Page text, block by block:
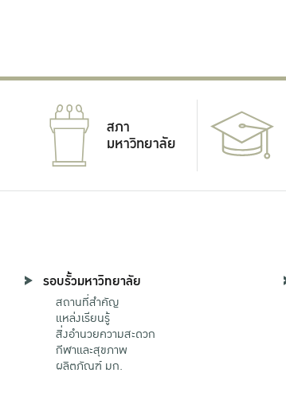
สภา
มหาวิทยาลัย
รอบรั้วมหาวิทยาลัย
สถานที่สำคัญ
แหล่งเรียนรู้
สิ่งอำนวยความสะดวก
กีฬาและสุขภาพ
ผลิตภัณฑ์ มก.